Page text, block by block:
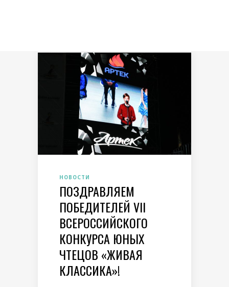
НОВОСТИ
ПОЗДРАВЛЯЕМ
ПОБЕДИТЕЛЕЙ VII
ВСЕРОССИЙСКОГО
КОНКУРСА ЮНЫХ
ЧТЕЦОВ «ЖИВАЯ
КЛАССИКА»!